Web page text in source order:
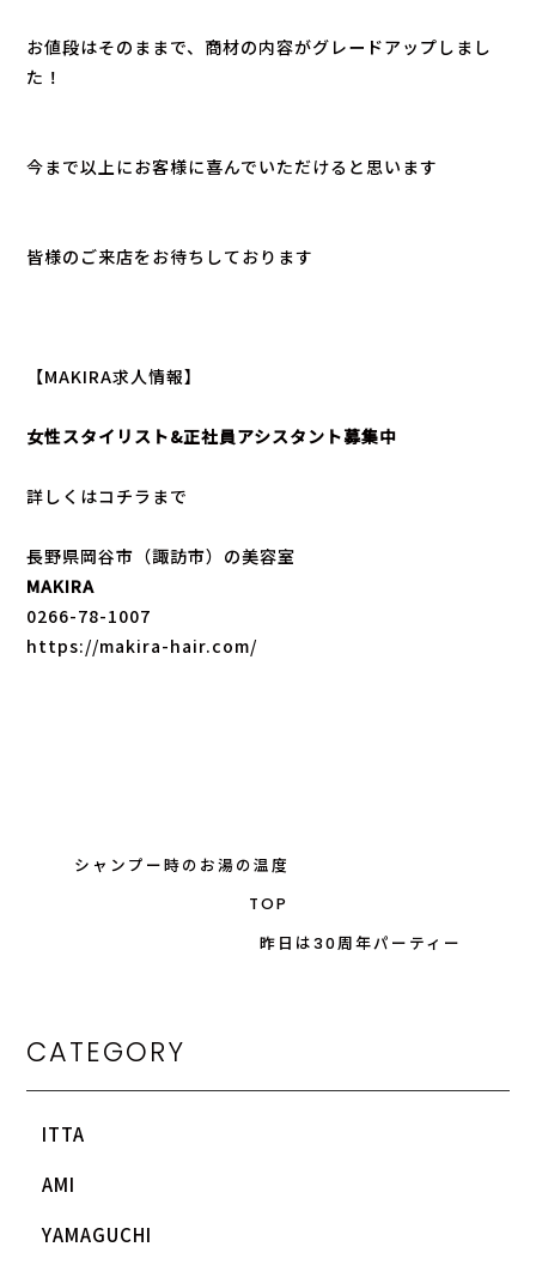
お値段はそのままで、商材の内容がグレードアップしまし
た！
今まで以上にお客様に喜んでいただけると思います
皆様のご来店をお待ちしております
【MAKIRA求人情報】
女性スタイリスト&正社員アシスタント募集中
詳しくはコチラ まで
長野県岡谷市（諏訪市）の美容室
MAKIRA
0266-78-1007
https://makira-hair.com/
シャンプー時のお湯の温度
TOP
昨日は30周年パーティー
CATEGORY
ITTA
AMI
YAMAGUCHI